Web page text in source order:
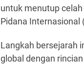
untuk menutup
Pidana Internasional
Langkah bersejarah
global dengan